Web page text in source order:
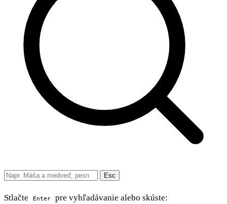
Esc
Stlačte Enter pre vyhľadávanie alebo skúste: